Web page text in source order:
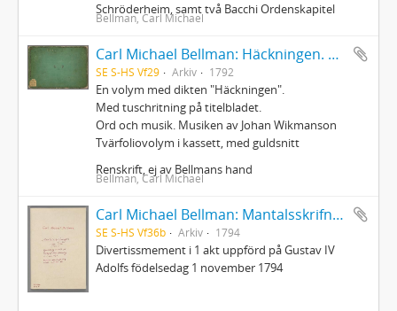
Schröderheim, samt två Bacchi Ordenskapitel
Bellman, Carl Michael
Carl Michael Bellman: Häckningen. Dedicerad till fru Gustava Palmstedt och Herr Intendenten Fischerström den 31 Martii 1792
SE S-HS Vf29 Arkiv 1792
En volym med dikten "Häckningen".
Med tuschritning på titelbladet.
Ord och musik. Musiken av Johan Wikmanson
Tvärfoliovolym i kassett, med guldsnitt
Renskrift, ej av Bellmans hand
Bellman, Carl Michael
Carl Michael Bellman: Mantalsskrifningen
SE S-HS Vf36b Arkiv 1794
Divertissmement i 1 akt uppförd på Gustav IV
Adolfs födelsedag 1 november 1794